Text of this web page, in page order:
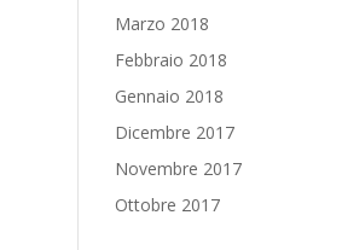
Marzo 2018
Febbraio 2018
Gennaio 2018
Dicembre 2017
Novembre 2017
Ottobre 2017